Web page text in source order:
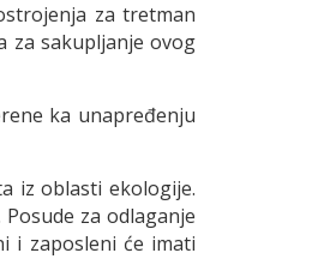
za tretman
za sakupljanje ovog
ka unapređenju
iz oblasti ekologije.
za odlaganje
i zaposleni će imati